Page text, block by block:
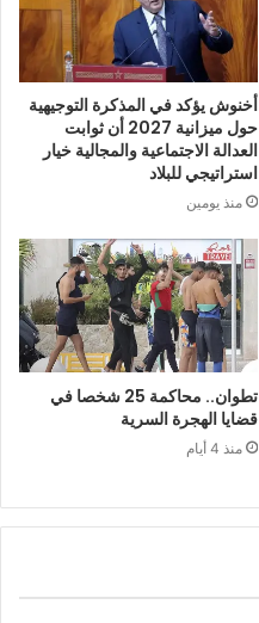
أخنوش يؤكد في المذكرة التوجيهية
حول ميزانية 2027 أن ثوابت
العدالة الاجتماعية والمجالية خيار
استراتيجي للبلاد
منذ يومين
تطوان.. محاكمة 25 شخصا في
قضايا الهجرة السرية
منذ 4 أيام